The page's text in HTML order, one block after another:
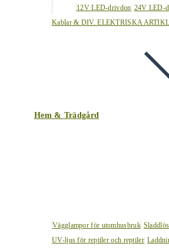
12V LED-drivdon 24V LED-
Kablar & DIV. ELEKTRISKA
Hem & Trädgård
Vägglampor för utomhusbruk
UV-ljus för reptiler och reptiler